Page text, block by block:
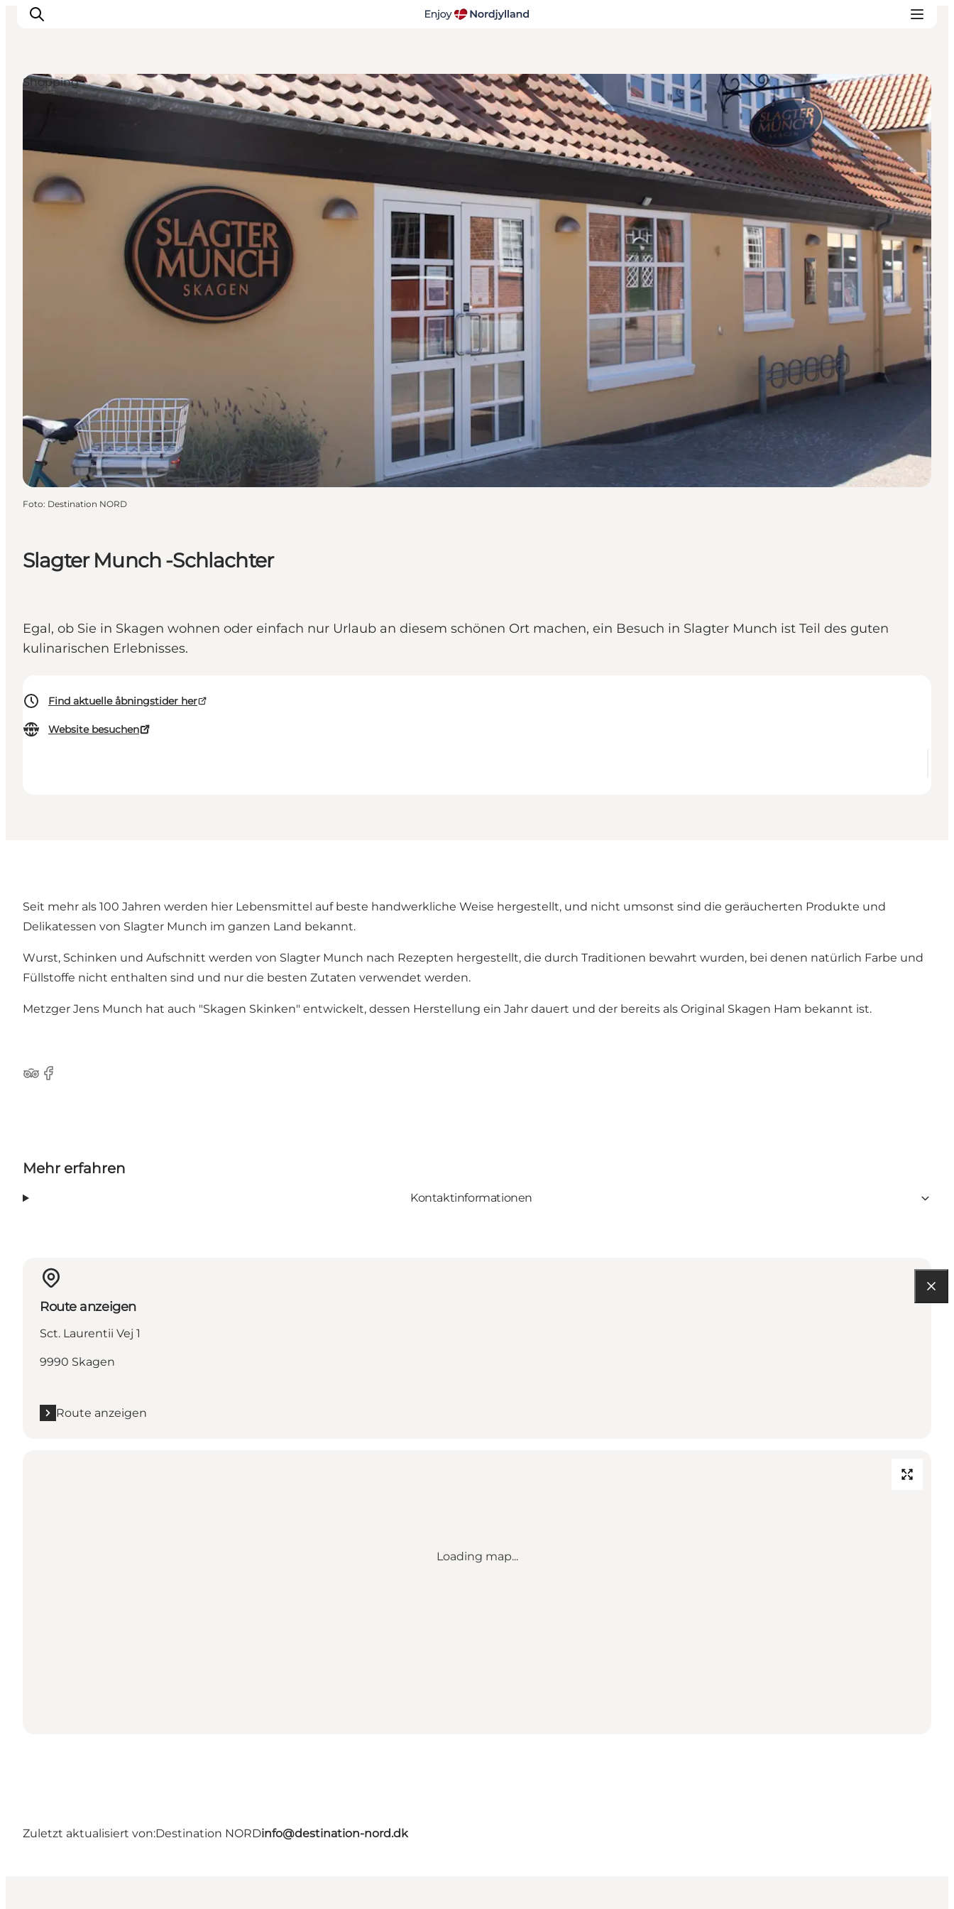
Destinationen
Guides
Veranstaltungen
Slagter Munch -Schlachter
Egal, ob Sie in Skagen wohnen oder einfach nur Urlaub an diesem schönen Ort machen, ein Besuch in Slagter Munch ist Teil des guten
kulinarischen Erlebnisses.
Find aktuelle åbningstider her
Website besuchen
Shopping
Foto: Destination NORD
Seit mehr als 100 Jahren werden hier Lebensmittel auf beste handwerkliche Weise hergestellt, und nicht umsonst sind die geräucherten Produkte und
Delikatessen von Slagter Munch im ganzen Land bekannt.
Wurst, Schinken und Aufschnitt werden von Slagter Munch nach Rezepten hergestellt, die durch Traditionen bewahrt wurden, bei denen natürlich Farbe und
Füllstoffe nicht enthalten sind und nur die besten Zutaten verwendet werden.
Metzger Jens Munch hat auch "Skagen Skinken" entwickelt, dessen Herstellung ein Jahr dauert und der bereits als Original Skagen Ham bekannt ist.
TripAdvisor
Facebook
Mehr erfahren
Kontaktinformationen
Route anzeigen
Sct. Laurentii Vej 1
9990 Skagen
Route anzeigen
Loading map...
Zuletzt aktualisiert von:Destination NORDinfo@destination-nord.dk